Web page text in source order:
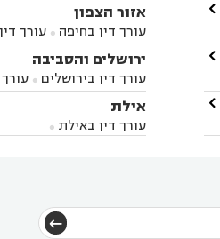



אזור הצפון
עורך דין בחיפה  עורך
אתא
עורך דין בנהריה
בקרית שמונה
עורך דין
במושב ציפורי
עורך דין
דין בעמק הירדן
ביאליק
עורך דין במגדל
ירושלים והסביבה
עורך דין בירושלים 
בבית-שמש
עורך דין
עורך דין בגבעת זאב
בקרני שומרון  עורך דין
אילת
עורך דין באילת 